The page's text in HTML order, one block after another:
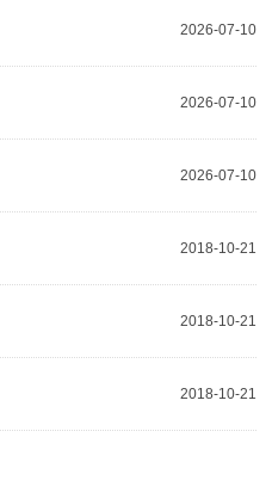
2026-07-10
2026-07-10
2026-07-10
2018-10-21
2018-10-21
2018-10-21